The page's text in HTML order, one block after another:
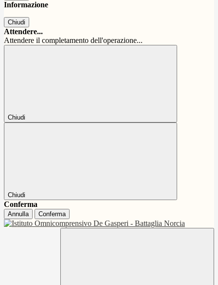
Informazione
Chiudi
Attendere...
Attendere il completamento dell'operazione...
Chiudi
Chiudi
Conferma
Annulla Conferma